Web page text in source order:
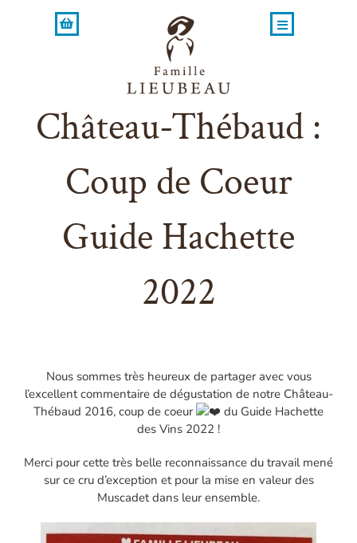
Château-Thébaud :
Coup de Coeur
Guide Hachette
2022
Nous sommes très heureux de partager avec vous
l’excellent commentaire de dégustation de notre Château-
Thébaud 2016, coup de coeur
du Guide Hachette
des Vins 2022 !
Merci pour cette très belle reconnaissance du travail mené
sur ce cru d’exception et pour la mise en valeur des
Muscadet dans leur ensemble.